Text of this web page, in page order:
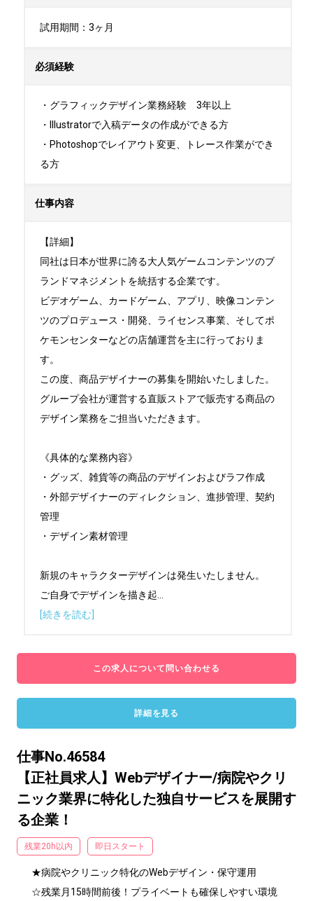
試用期間：3ヶ月
必須経験
・グラフィックデザイン業務経験　3年以上
・Illustratorで入稿データの作成ができる方
・Photoshopでレイアウト変更、トレース作業ができ
る方
仕事内容
【詳細】
同社は日本が世界に誇る大人気ゲームコンテンツのブ
ランドマネジメントを統括する企業です。
ビデオゲーム、カードゲーム、アプリ、映像コンテン
ツのプロデュース・開発、ライセンス事業、そしてポ
ケモンセンターなどの店舗運営を主に行っておりま
す。
この度、商品デザイナーの募集を開始いたしました。
グループ会社が運営する直販ストアで販売する商品の
デザイン業務をご担当いただきます。
《具体的な業務内容》
・グッズ、雑貨等の商品のデザインおよびラフ作成
・外部デザイナーのディレクション、進捗管理、契約
管理
・デザイン素材管理
新規のキャラクターデザインは発生いたしません。
ご自身でデザインを描き起
[続きを読む]
この求人について問い合わせる
詳細を見る
仕事No.46584
【正社員求人】Webデザイナー/病院やクリ
ニック業界に特化した独自サービスを展開す
る企業！
残業20h以内 即日スタート
★病院やクリニック特化のWebデザイン・保守運用
☆残業月15時間前後！プライベートも確保しやすい環境